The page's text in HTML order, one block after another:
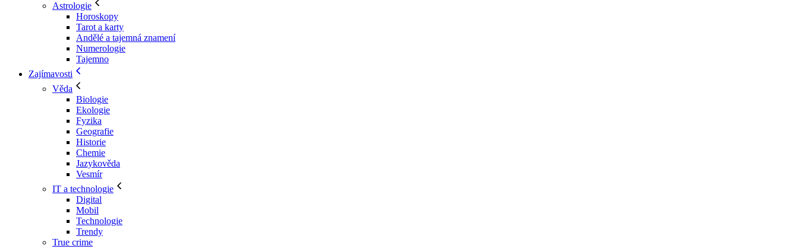
Astrologie
Horoskopy
Tarot a karty
Andělé a tajemná znamení
Numerologie
Tajemno
Zajímavosti
Věda
Biologie
Ekologie
Fyzika
Geografie
Historie
Chemie
Jazykověda
Vesmír
IT a technologie
Digital
Mobil
Technologie
Trendy
True crime